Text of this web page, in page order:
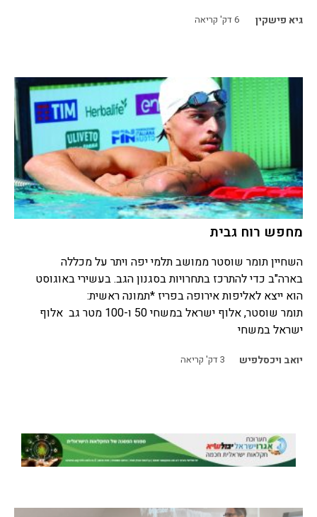
גיא פישקין 6דק' קריאה
מחפש רוח גבית
השחיין תומר שוסטר ממושב תלמי יפה ויתר על מכללה
בארה"ב כדי להתרכז בתחרויות בסגנון הגב. בעשירי באוגוסט
הוא ייצא לאליפות אירופה בפריז *תמונה ראשית:
תומר שוסטר, אלוף ישראל במשחי 50 ו-100 מטר גב אלוף
ישראל במשחי
יואב ויכסלפיש 3דק' קריאה